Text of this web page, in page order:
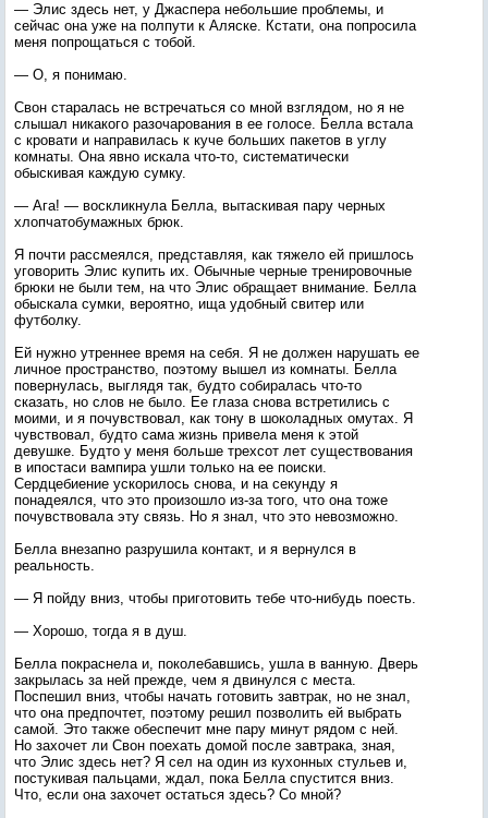
— Элис здесь нет, у Джаспера небольшие проблемы, и
сейчас она уже на полпути к Аляске. Кстати, она попросила
меня попрощаться с тобой.
— О, я понимаю.
Свон старалась не встречаться со мной взглядом, но я не
слышал никакого разочарования в ее голосе. Белла встала
с кровати и направилась к куче больших пакетов в углу
комнаты. Она явно искала что-то, систематически
обыскивая каждую сумку.
— Ага! — воскликнула Белла, вытаскивая пару черных
хлопчатобумажных брюк.
Я почти рассмеялся, представляя, как тяжело ей пришлось
уговорить Элис купить их. Обычные черные тренировочные
брюки не были тем, на что Элис обращает внимание. Белла
обыскала сумки, вероятно, ища удобный свитер или
футболку.
Ей нужно утреннее время на себя. Я не должен нарушать ее
личное пространство, поэтому вышел из комнаты. Белла
повернулась, выглядя так, будто собиралась что-то
сказать, но слов не было. Ее глаза снова встретились с
моими, и я почувствовал, как тону в шоколадных омутах. Я
чувствовал, будто сама жизнь привела меня к этой
девушке. Будто у меня больше трехсот лет существования
в ипостаси вампира ушли только на ее поиски.
Сердцебиение ускорилось снова, и на секунду я
понадеялся, что это произошло из-за того, что она тоже
почувствовала эту связь. Но я знал, что это невозможно.
Белла внезапно разрушила контакт, и я вернулся в
реальность.
— Я пойду вниз, чтобы приготовить тебе что-нибудь поесть.
— Хорошо, тогда я в душ.
Белла покраснела и, поколебавшись, ушла в ванную. Дверь
закрылась за ней прежде, чем я двинулся с места.
Поспешил вниз, чтобы начать готовить завтрак, но не знал,
что она предпочтет, поэтому решил позволить ей выбрать
самой. Это также обеспечит мне пару минут рядом с ней.
Но захочет ли Свон поехать домой после завтрака, зная,
что Элис здесь нет? Я сел на один из кухонных стульев и,
постукивая пальцами, ждал, пока Белла спустится вниз.
Что, если она захочет остаться здесь? Со мной?